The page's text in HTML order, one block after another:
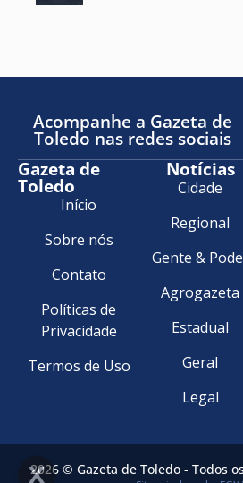
Acompanhe a Gazeta de
Toledo nas redes sociais
Gazeta de
Toledo
Início
Sobre nós
Contato
Políticas de
Privacidade
Termos de Uso
Notícias
Cidade
Regional
Gente &
Agrogazeta
Estadual
Geral
Legal
2026 © Gazeta de Toledo - Todos